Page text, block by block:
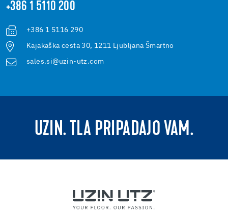
+386 1 5110 200
+386 1 5116 290
Kajakaška cesta 30, 1211 Ljubljana Šmartno
sales.si@uzin-utz.com
UZIN. TLA PRIPADAJO VAM.